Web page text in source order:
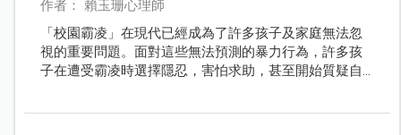
作者： 賴玉珊心理師
「校園霸凌」在現代已經成為了許多孩子及家庭無法忽
視的重要問題。面對這些無法預測的暴力行為，許多孩
子在遭受霸凌時選擇隱忍，害怕求助，甚至開始質疑自